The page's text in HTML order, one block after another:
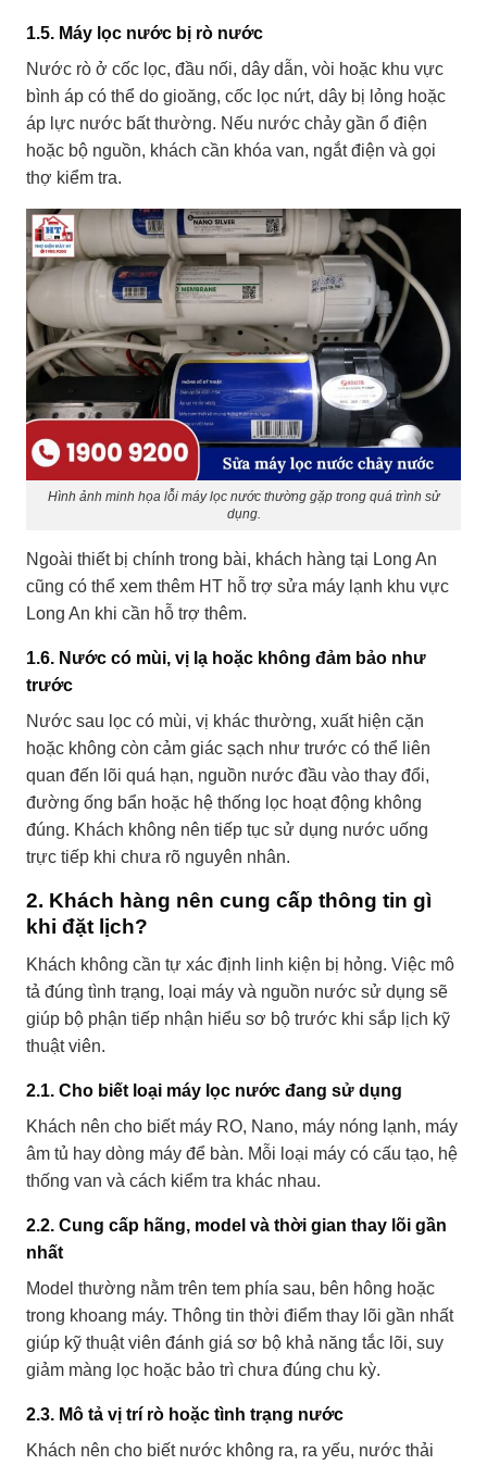
1.5. Máy lọc nước bị rò nước
Nước rò ở cốc lọc, đầu nối, dây dẫn, vòi hoặc khu vực
bình áp có thể do gioăng, cốc lọc nứt, dây bị lỏng hoặc
áp lực nước bất thường. Nếu nước chảy gần ổ điện
hoặc bộ nguồn, khách cần khóa van, ngắt điện và gọi
thợ kiểm tra.
Hình ảnh minh họa lỗi máy lọc nước thường gặp trong quá trình sử
dụng.
Ngoài thiết bị chính trong bài, khách hàng tại Long An
cũng có thể xem thêm HT hỗ trợ sửa máy lạnh khu vực
Long An khi cần hỗ trợ thêm.
1.6. Nước có mùi, vị lạ hoặc không đảm bảo như
trước
Nước sau lọc có mùi, vị khác thường, xuất hiện cặn
hoặc không còn cảm giác sạch như trước có thể liên
quan đến lõi quá hạn, nguồn nước đầu vào thay đổi,
đường ống bẩn hoặc hệ thống lọc hoạt động không
đúng. Khách không nên tiếp tục sử dụng nước uống
trực tiếp khi chưa rõ nguyên nhân.
2. Khách hàng nên cung cấp thông tin gì
khi đặt lịch?
Khách không cần tự xác định linh kiện bị hỏng. Việc mô
tả đúng tình trạng, loại máy và nguồn nước sử dụng sẽ
giúp bộ phận tiếp nhận hiểu sơ bộ trước khi sắp lịch kỹ
thuật viên.
2.1. Cho biết loại máy lọc nước đang sử dụng
Khách nên cho biết máy RO, Nano, máy nóng lạnh, máy
âm tủ hay dòng máy để bàn. Mỗi loại máy có cấu tạo, hệ
thống van và cách kiểm tra khác nhau.
2.2. Cung cấp hãng, model và thời gian thay lõi gần
nhất
Model thường nằm trên tem phía sau, bên hông hoặc
trong khoang máy. Thông tin thời điểm thay lõi gần nhất
giúp kỹ thuật viên đánh giá sơ bộ khả năng tắc lõi, suy
giảm màng lọc hoặc bảo trì chưa đúng chu kỳ.
2.3. Mô tả vị trí rò hoặc tình trạng nước
Khách nên cho biết nước không ra, ra yếu, nước thải